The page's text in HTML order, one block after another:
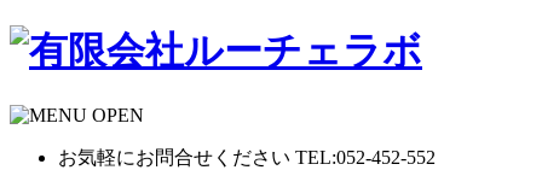
お気軽にお問合せください TEL:052-452-552